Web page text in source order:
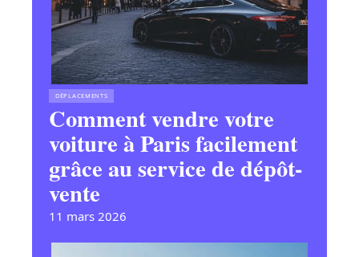
DÉPLACEMENTS
Comment vendre votre
voiture à Paris facilement
grâce au service de dépôt-
vente
11 mars 2026